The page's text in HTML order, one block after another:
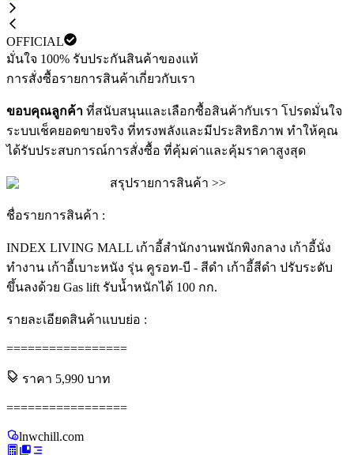
OFFICIAL
มั่นใจ 100% รับประกันสินค้าของแท้
การสั่งซื้อรายการสินค้าเกี่ยวกับเรา
ขอบคุณลูกค้า ที่สนับสนุนและเลือกซื้อสินค้ากับเรา โปรดมั่นใจ
ระบบเช็คยอดขายจริง ที่ทรงพลังและมีประสิทธิภาพ ทำให้คุณ
ได้รับประสบการณ์การสั่งซื้อ ที่คุ้มค่าและคุ้มราคาสูงสุด
สรุปรายการสินค้า >>
ชื่อรายการสินค้า :
INDEX LIVING MALL เก้าอี้สำนักงานพนักพิงกลาง เก้าอี้นั่ง
ทำงาน เก้าอี้เบาะหนัง รุ่น คูรอท-บี - สีดำ เก้าอี้สีดำ ปรับระดับ
ขึ้นลงด้วย Gas lift รับน้ำหนักได้ 100 กก.
รายละเอียดสินค้าแบบย่อ :
=================
ราคา 5,990 บาท
=================
lnwchill.com